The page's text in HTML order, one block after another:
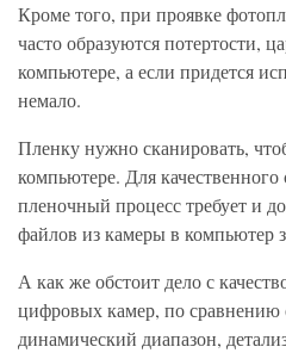
Кроме того, при проявке
часто образуются потертости,
компьютере, а если придется
немало.
Пленку нужно сканировать,
компьютере. Для
пленочный процесс требует и
файлов из камеры в компьютер
А как же обстоит дело с
цифровых камер, по
динамический диапазон,